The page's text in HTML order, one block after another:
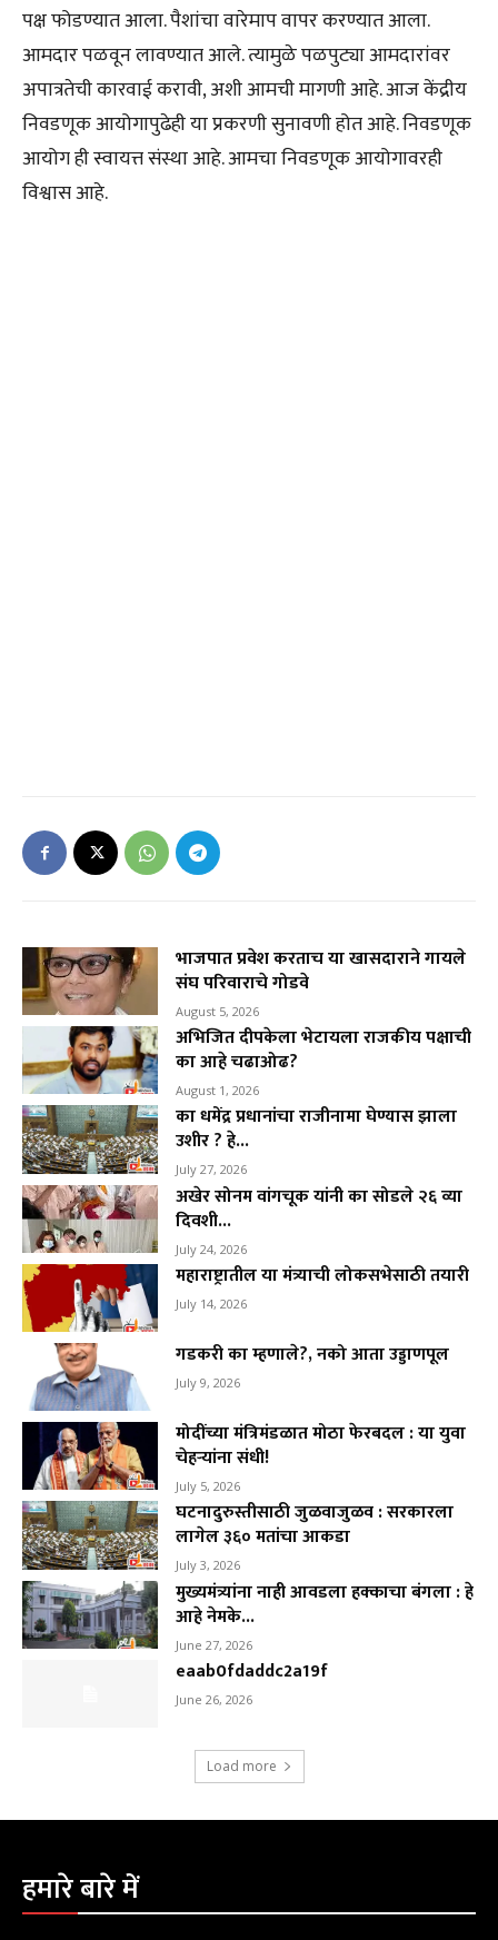
पक्ष फोडण्यात आला. पैशांचा वारेमाप वापर करण्यात आला.
आमदार पळवून लावण्यात आले. त्यामुळे पळपुट्या आमदारांवर
अपात्रतेची कारवाई करावी, अशी आमची मागणी आहे. आज केंद्रीय
निवडणूक आयोगापुढेही या प्रकरणी सुनावणी होत आहे. निवडणूक
आयोग ही स्वायत्त संस्था आहे. आमचा निवडणूक आयोगावरही
विश्वास आहे.
भाजपात प्रवेश करताच या खासदाराने गायले
संघ परिवाराचे गोडवे
August 5, 2026
अभिजित दीपकेला भेटायला राजकीय पक्षाची
का आहे चढाओढ?
August 1, 2026
का धमेंद्र प्रधानांचा राजीनामा घेण्यास झाला
उशीर ? हे...
July 27, 2026
अखेर सोनम वांगचूक यांनी का सोडले २६ व्या
दिवशी...
July 24, 2026
महाराष्ट्रातील या मंत्र्याची लोकसभेसाठी तयारी
July 14, 2026
गडकरी का म्हणाले?, नको आता उड्डाणपूल
July 9, 2026
मोदींच्या मंत्रिमंडळात मोठा फेरबदल : या युवा
चेहऱ्यांना संधी!
July 5, 2026
घटनादुरुस्तीसाठी जुळवाजुळव : सरकारला
लागेल ३६० मतांचा आकडा
July 3, 2026
मुख्यमंत्र्यांना नाही आवडला हक्काचा बंगला : हे
आहे नेमके...
June 27, 2026
eaab0fdaddc2a19f
June 26, 2026
Load more
हमारे बारे में